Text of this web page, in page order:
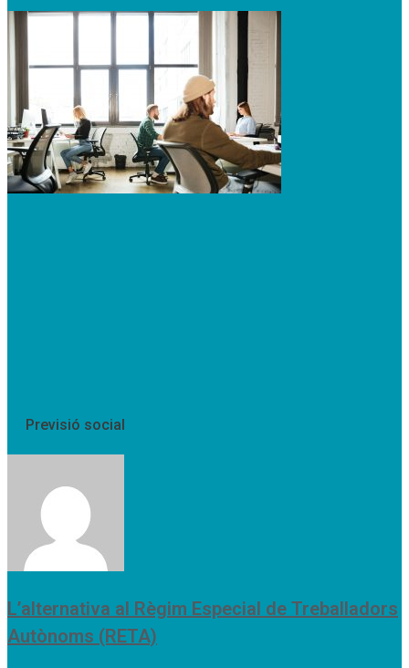
Previsió social
L’alternativa al Règim Especial de Treballadors
Autònoms (RETA)